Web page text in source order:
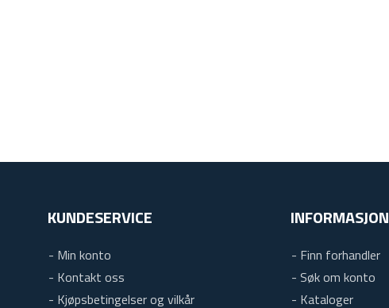
KUNDESERVICE
- Min konto
- Kontakt oss
- Kjøpsbetingelser og vilkår
INFORMASJON
- Finn forhandler
- Søk om konto
- Kataloger